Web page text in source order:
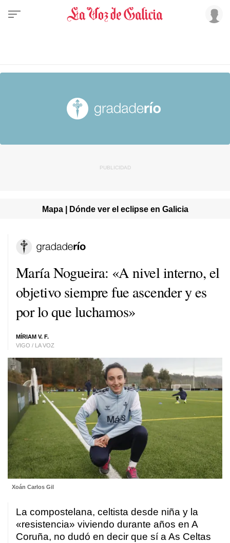
Mapa | Dónde ver el eclipse en Galicia
María Nogueira: «A nivel interno, el
objetivo siempre fue ascender y es
por lo que luchamos»
MÍRIAM V. F.
VIGO / LA VOZ
Xoán Carlos Gil
La compostelana, celtista desde niña y la
«resistencia» viviendo durante años en A
Coruña, no dudó en decir que sí a As Celtas